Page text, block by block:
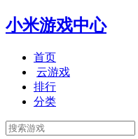
小米游戏中心
首页
云游戏
排行
分类